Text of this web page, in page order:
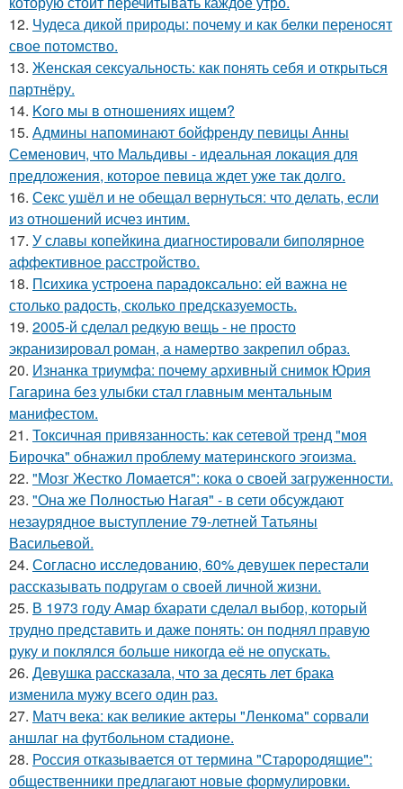
12. Чудеса дикой природы: почему и как белки переносят
свое потомство.
13. Женская сексуальность: как понять себя и открыться
партнёру.
14. Koго мы в отношениях ищем?
15. Админы напоминают бойфренду певицы Анны
Семенович, что Мальдивы - идеальная локация для
предложения, которое певица ждет уже так долго.
16. Секс ушёл и не обещал вернуться: что делать, если
из отношений исчез интим.
17. У славы копейкина диагностировали биполярное
аффективное расстройство.
18. Психика устроена парадоксально: ей важна не
столько радость, сколько предсказуемость.
19. 2005-й сделал редкую вещь - не просто
экранизировал роман, а намертво закрепил образ.
20. Изнанка триумфа: почему архивный снимок Юрия
Гагарина без улыбки стал главным ментальным
манифестом.
21. Токсичная привязанность: как сетевой тренд "моя
Бирочка" обнажил проблему материнского эгоизма.
22. "Мозг Жестко Ломается": кока о своей загруженности.
23. "Она же Полностью Нагая" - в сети обсуждают
незаурядное выступление 79-летней Татьяны
Васильевой.
24. Согласно исследованию, 60% девушек перестали
рассказывать подругам о своей личной жизни.
25. В 1973 году Амар бхарати сделал выбор, который
трудно представить и даже понять: он поднял правую
руку и поклялся больше никогда её не опускать.
26. Девушка рассказала, что за десять лет брака
изменила мужу всего один раз.
27. Матч века: как великие актеры "Ленкома" сорвали
аншлаг на футбольном стадионе.
28. Россия отказывается от термина "Старородящие":
общественники предлагают новые формулировки.